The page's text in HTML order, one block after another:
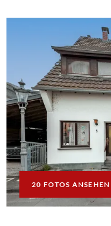
20 FOTOS ANSEHEN